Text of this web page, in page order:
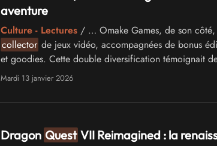
aventure
Culture - Lectures/ … Omake Games, de son côté,
collector de jeux vidéo, accompagnées de bonus
et goodies. Cette double diversification témoignait
créer un écosystème complet …
Mardi 13 janvier 2026
Dragon Quest VII Reimagined : la